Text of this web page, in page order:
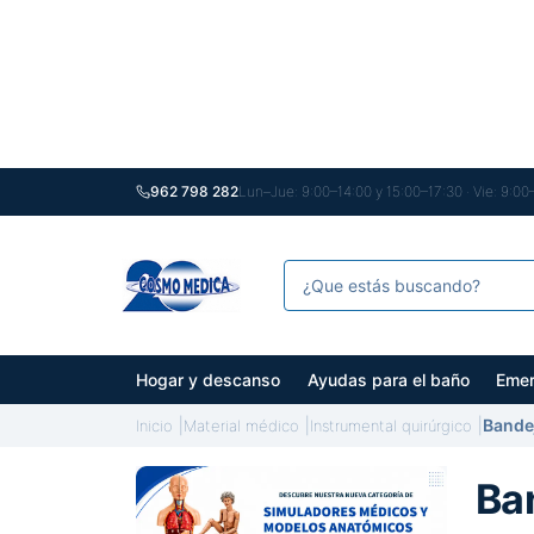
962 798 282Lun–Jue: 9:00–14:00 y 15:00–17:30 · Vie:
Hogar y descanso Ayudas para el baño
Inicio Material médico Instrumental quirúrgico